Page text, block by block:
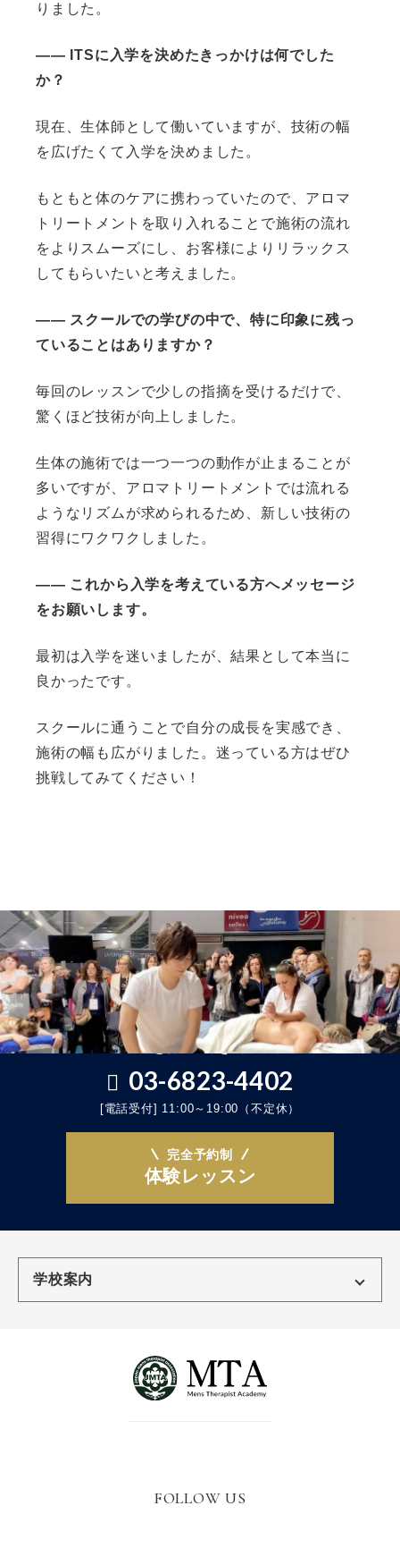
りました。
―― ITSに入学を決めたきっかけは何でした
か？
現在、生体師として働いていますが、技術の幅
を広げたくて入学を決めました。
もともと体のケアに携わっていたので、アロマ
トリートメントを取り入れることで施術の流れ
をよりスムーズにし、お客様によりリラックス
してもらいたいと考えました。
―― スクールでの学びの中で、特に印象に残っ
ていることはありますか？
毎回のレッスンで少しの指摘を受けるだけで、
驚くほど技術が向上しました。
生体の施術では一つ一つの動作が止まることが
多いですが、アロマトリートメントでは流れる
ようなリズムが求められるため、新しい技術の
習得にワクワクしました。
―― これから入学を考えている方へメッセージ
をお願いします。
最初は入学を迷いましたが、結果として本当に
良かったです。
スクールに通うことで自分の成長を実感でき、
施術の幅も広がりました。迷っている方はぜひ
挑戦してみてください！
世界基準のセラピスト技術
を体感できる
03-6823-4402
[電話受付] 11:00～19:00（不定休）
完全予約制
体験レッスン
学校案内
名古屋栄校 三河校
FOLLOW US